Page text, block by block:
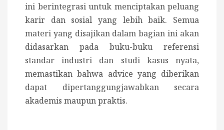
ini berintegrasi untuk menciptakan peluang
karir dan sosial yang lebih baik. Semua
materi yang disajikan dalam bagian ini akan
didasarkan pada buku-buku referensi
standar industri dan studi kasus nyata,
memastikan bahwa advice yang diberikan
dapat dipertanggungjawabkan secara
akademis maupun praktis.